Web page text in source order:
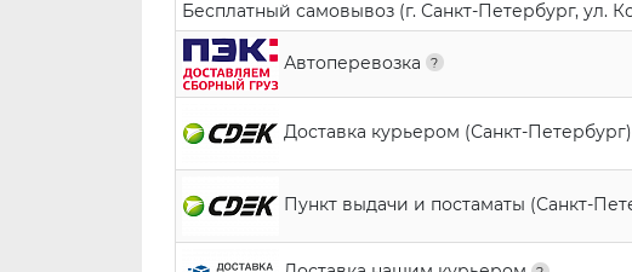
Бесплатный самовывоз (г. Санкт-Петербург, ул.
Автоперевозка
Доставка курьером (Санкт-Петербург)
Пункт выдачи и постаматы (Санкт-